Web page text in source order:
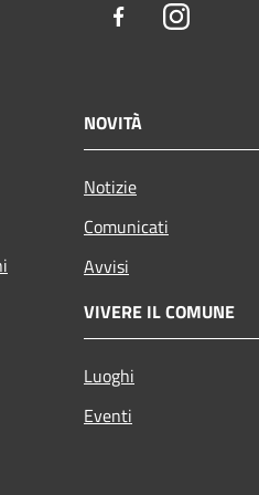
FacebookInstagram
NOVITÀ
Notizie
Comunicati
Avvisi
VIVERE IL COMUNE
Luoghi
Eventi